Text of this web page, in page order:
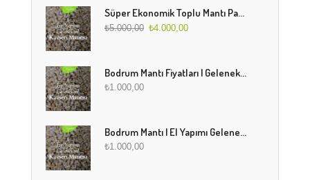
Süper Ekonomik Toplu Mantı Paketi (5 Kg)
₺5.000,00 ₺4.000,00
Bodrum Mantı Fiyatları | Geleneksel Türk Mantısı Online Sipariş
₺1.000,00
Bodrum Mantı | El Yapımı Geleneksel Mantı Lezzeti
₺1.000,00